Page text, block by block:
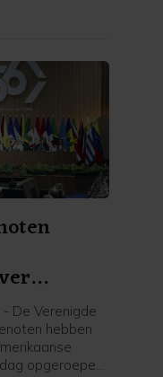
- De Verenigde
hebben
opgeroepen